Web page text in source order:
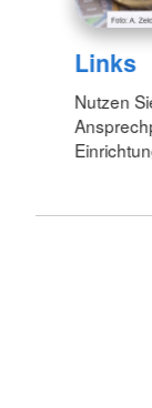
Links
Nutzen